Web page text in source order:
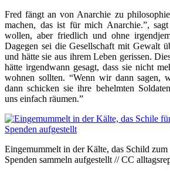
Fred fängt an von Anarchie zu
machen, das ist für mich Anarchie.”,
wollen, aber friedlich und ohne
Dagegen sei die Gesellschaft mit Gewalt
und hätte sie aus ihrem Leben gerissen.
hätte irgendwann gesagt, dass sie nicht
wohnen sollten. “Wenn wir dann sagen,
dann schicken sie ihre behelmten
uns einfach räumen.”
Eingemummelt in der Kälte, das Schild zum
Spenden sammeln aufgestellt // CC